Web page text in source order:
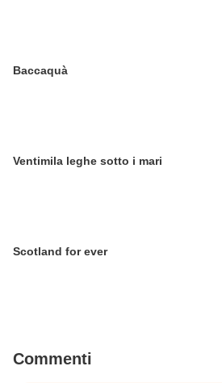
Baccaquà
Ventimila leghe sotto i mari
Scotland for ever
Commenti